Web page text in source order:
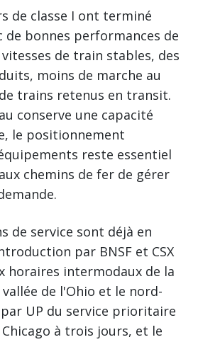
de classe I ont terminé
de bonnes performances de
vitesses de train stables, des
moins de marche au
trains retenus en transit.
conserve une capacité
le positionnement
reste essentiel
chemins de fer de gérer
de service sont déjà en
par BNSF et CSX
horaires intermodaux de la
de l'Ohio et le nord-
UP du service prioritaire
Chicago à trois jours, et le